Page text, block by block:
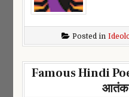
Posted in
Famous Hindi
आतंक